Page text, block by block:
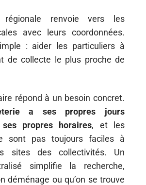
régionale renvoie vers les
avec leurs coordonnées.
: aider les particuliers à
de collecte le plus proche de
répond à un besoin concret.
a ses propres jours
ses propres horaires, et les
sont pas toujours faciles à
sites des collectivités. Un
simplifie la recherche,
déménage ou qu’on se trouve